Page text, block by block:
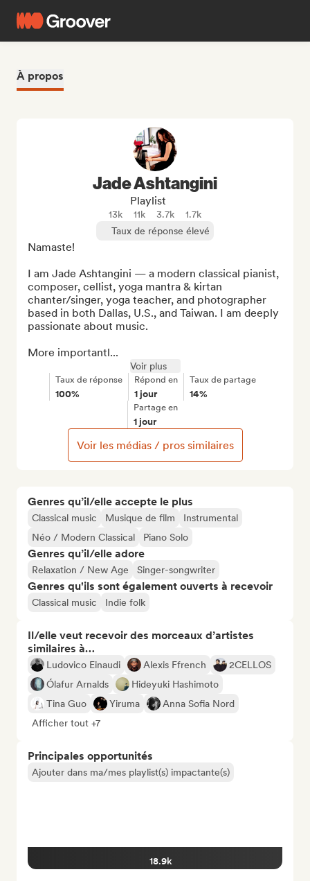
À propos
Genres qu’il/elle accepte le plus
Classical music Musique de film
Instrumental
Néo / Modern Classical
Piano Solo
Genres qu’il/elle adore
Relaxation / New Age Singer-songwriter
Genres qu'ils sont également ouverts à recevoir
Classical music Indie folk
Il/elle veut recevoir des morceaux d’artistes
similaires à…
Ludovico Einaudi Alexis Ffrench
2CELLOS
Ólafur Arnalds
Hideyuki Hashimoto
Tina Guo
Yiruma
Anna Sofia Nord
Afficher tout +7
Principales opportunités
Ajouter dans ma/mes playlist(s) impactante(s)
18.9k
Jade Ashtangini
Playlist
13k 11k 3.7k
1.7k
Taux de réponse élevé
Namaste!
I am Jade Ashtangini — a modern classical pianist,
composer, cellist, yoga mantra & kirtan
chanter/singer, yoga teacher, and photographer
based in both Dallas, U.S., and Taiwan. I am deeply
passionate about music.
More importantl...
Voir plus
Taux de réponse
100%
Répond en
1 jour
Taux de partage
14%
Partage en
1 jour
Voir les médias / pros similaires